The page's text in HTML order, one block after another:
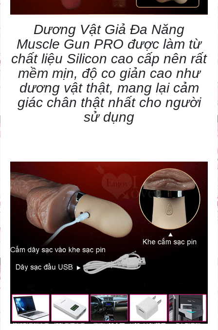
Dương Vật Giả Đa Năng
Muscle Gun PRO được làm từ
chất liệu Silicon cao cấp nên rất
mềm mịn, độ co giản cao như
dương vật thật, mang lại cảm
giác chân thật nhất cho người
sử dụng